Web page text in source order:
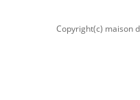
Copyright(c) maison